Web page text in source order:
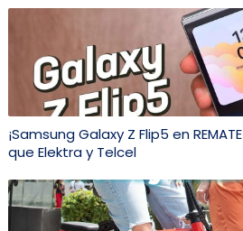
¡Samsung Galaxy Z Flip5 en
que Elektra y Telcel